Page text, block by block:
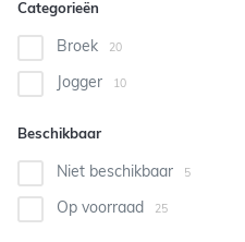
Categorieën
Broek 20
Jogger 10
Beschikbaar
Niet beschikbaar 5
Op voorraad 25